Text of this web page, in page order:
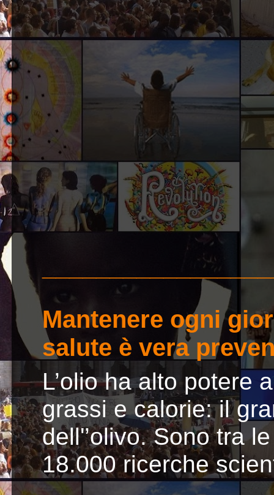
Mantenere ogni
salute è vera
L’olio ha alto potere
grassi e calorie: il
dell'’olivo. Sono tra
18.000 ricerche